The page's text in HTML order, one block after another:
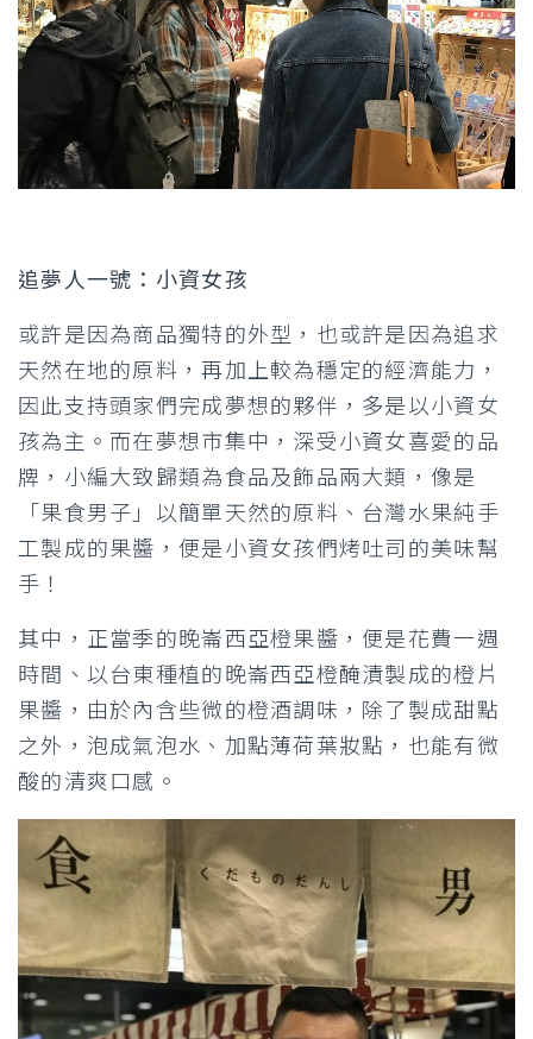
追夢人一號：小資女孩
或許是因為商品獨特的外型，也或許是因為追求
天然在地的原料，再加上較為穩定的經濟能力，
因此支持頭家們完成夢想的夥伴，多是以小資女
孩為主。而在夢想市集中，深受小資女喜愛的品
牌，小編大致歸類為食品及飾品兩大類，像是
「果食男子」以簡單天然的原料、台灣水果純手
工製成的果醬，便是小資女孩們烤吐司的美味幫
手！
其中，正當季的晚崙西亞橙果醬，便是花費一週
時間、以台東種植的晚崙西亞橙醃漬製成的橙片
果醬，由於內含些微的橙酒調味，除了製成甜點
之外，泡成氣泡水、加點薄荷葉妝點，也能有微
酸的清爽口感。